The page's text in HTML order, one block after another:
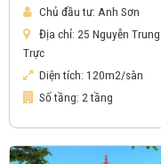
Chủ đầu tư: Anh Sơn
Địa chỉ: 25 Nguyễn Trung
Trực
Diện tích: 120m2/sàn
Số tầng: 2 tầng